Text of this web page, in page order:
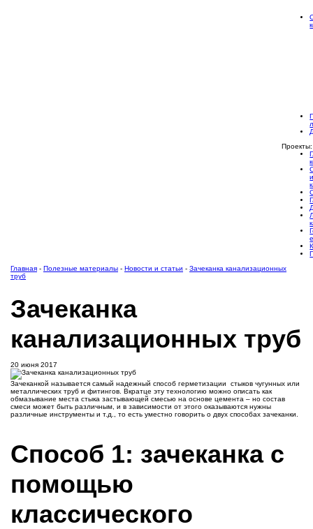
Проекты:
Главная - Полезные материалы - Новости и статьи - Зачеканка канализационных
труб
Зачеканка
канализационных труб
20 июня 2017
Зачеканкой называется самый надежный способ герметизации стыков чугунных или
металлических труб и фитингов. Вкратце эту технологию можно описать как
обмазывание места стыка застывающей смесью на основе цемента – но состав
смеси может быть различным, и в зависимости от этого оказываются нужны
различные инструменты и т.д., то есть уместно говорить о двух способах зачеканки.
Способ 1: зачеканка с
помощью
классического